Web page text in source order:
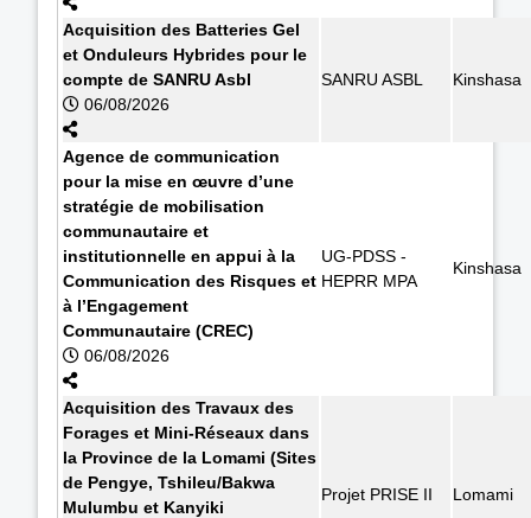
Acquisition des Batteries Gel
et Onduleurs Hybrides pour le
compte de SANRU Asbl
06/08/2026
SANRU ASBL Kinshasa
Agence de communication
pour la mise en œuvre d’une
stratégie de mobilisation
communautaire et
institutionnelle en appui à la
Communication des Risques et
à l’Engagement
Communautaire (CREC)
06/08/2026
UG-PDSS -
HEPRR MPA
Kinshasa
Acquisition des Travaux des
Forages et Mini-Réseaux dans
la Province de la Lomami (Sites
de Pengye, Tshileu/Bakwa
Mulumbu et Kanyiki
Projet PRISE II Lomami